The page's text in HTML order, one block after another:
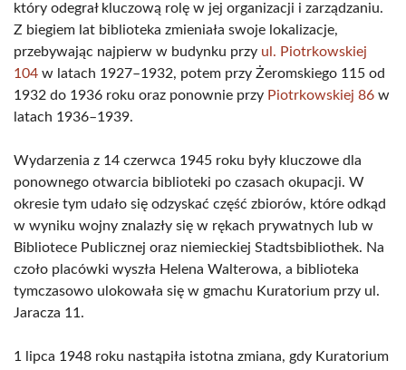
który odegrał kluczową rolę w jej organizacji i zarządzaniu.
Z biegiem lat biblioteka zmieniała swoje lokalizacje,
przebywając najpierw w budynku przy ul. Piotrkowskiej
104 w latach 1927–1932, potem przy Żeromskiego 115 od
1932 do 1936 roku oraz ponownie przy Piotrkowskiej 86 w
latach 1936–1939.
Wydarzenia z 14 czerwca 1945 roku były kluczowe dla
ponownego otwarcia biblioteki po czasach okupacji. W
okresie tym udało się odzyskać część zbiorów, które odkąd
w wyniku wojny znalazły się w rękach prywatnych lub w
Bibliotece Publicznej oraz niemieckiej Stadtsbibliothek. Na
czoło placówki wyszła Helena Walterowa, a biblioteka
tymczasowo ulokowała się w gmachu Kuratorium przy ul.
Jaracza 11.
1 lipca 1948 roku nastąpiła istotna zmiana, gdy Kuratorium